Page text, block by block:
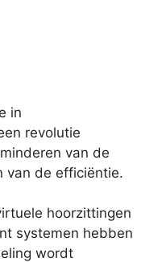
in
revolutie
van de
van de efficiëntie.
hoorzittingen
systemen hebben
wordt